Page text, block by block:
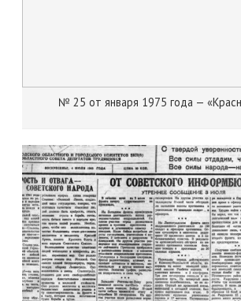
№ 25 от января 1975 года —